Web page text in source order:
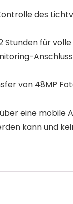
des
für volle
von 48MP
eine mobile
kann und